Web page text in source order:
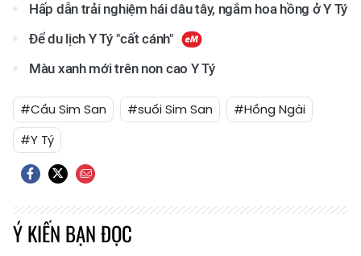
Hấp dẫn trải nghiệm hái dâu tây, ngắm hoa hồng ở Y Tý
Để du lịch Y Tý "cất cánh"
Màu xanh mới trên non cao Y Tý
#Cầu Sim San #suối Sim San
#Hồng Ngài
#Y Tý
Ý KIẾN BẠN ĐỌC